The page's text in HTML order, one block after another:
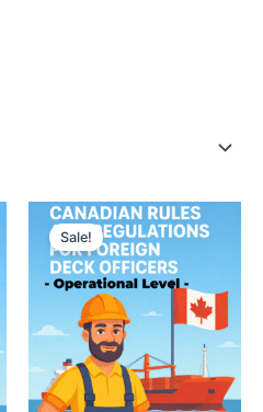
450.00$ CAD.
Sale!
Le
prix
initial
était :
500.00$ CAD.